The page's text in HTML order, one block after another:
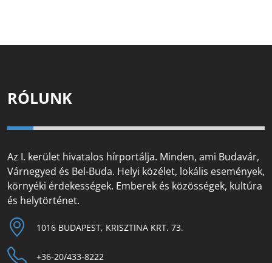
RÓLUNK
Az I. kerület hivatalos hírportálja. Minden, ami Budavár,
Várnegyed és Bel-Buda. Helyi közélet, lokális események,
környéki érdekességek. Emberek és közösségek, kultúra
és helytörténet.
1016 BUDAPEST, KRISZTINA KRT. 73.
+36-20/433-8222